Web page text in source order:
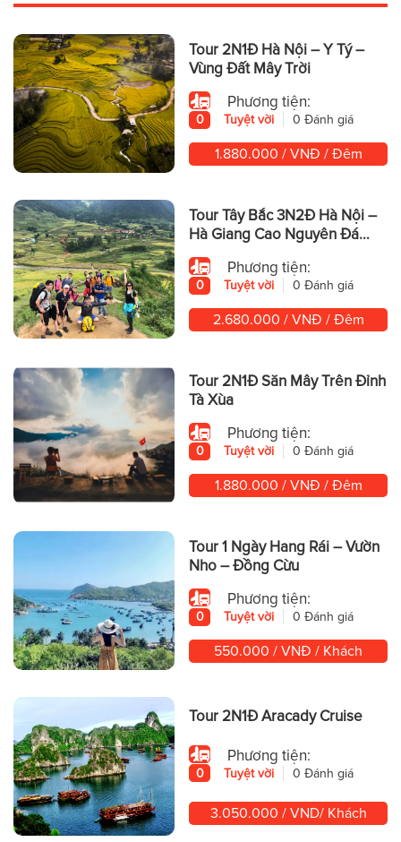
Tour 2N1Đ Hà Nội – Y Tý –
Vùng Đất Mây Trời
Phương tiện:
0 Tuyệt vời 0 Đánh giá
1.880.000 / VNĐ / Đêm
Tour Tây Bắc 3N2Đ Hà Nội –
Hà Giang Cao Nguyên Đá
Hùng Vĩ
Phương tiện:
0 Tuyệt vời 0 Đánh giá
2.680.000 / VNĐ / Đêm
Tour 2N1Đ Săn Mây Trên Đỉnh
Tà Xùa
Phương tiện:
0 Tuyệt vời 0 Đánh giá
1.880.000 / VNĐ / Đêm
Tour 1 Ngày Hang Rái – Vườn
Nho – Đồng Cừu
Phương tiện:
0 Tuyệt vời 0 Đánh giá
550.000 / VNĐ / Khách
Tour 2N1Đ Aracady Cruise
Phương tiện:
0 Tuyệt vời 0 Đánh giá
3.050.000 / VND/ Khách